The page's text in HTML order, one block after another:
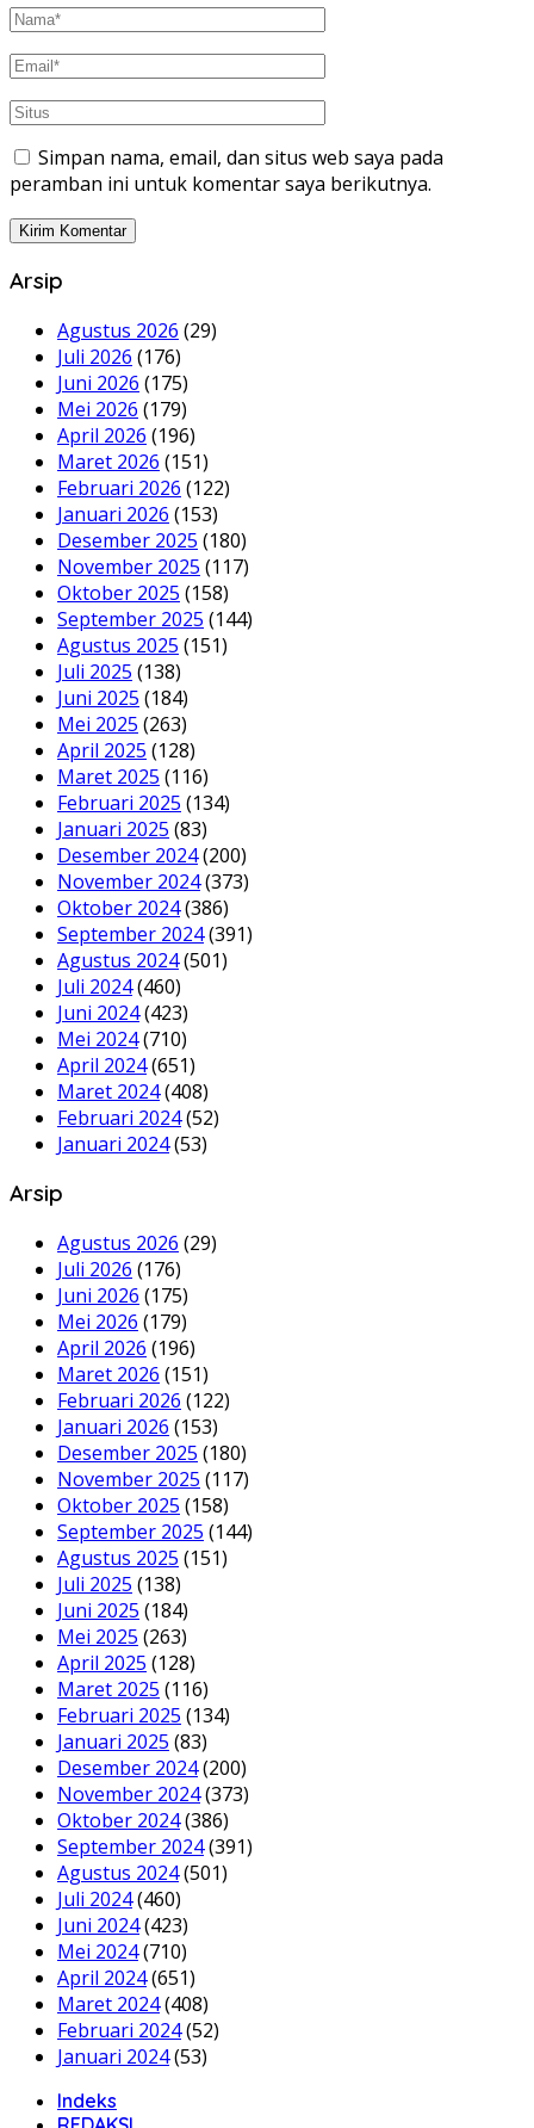
Simpan nama, email, dan situs web saya pada
peramban ini untuk komentar saya berikutnya.
Arsip
Agustus 2026 (29)
Juli 2026 (176)
Juni 2026 (175)
Mei 2026 (179)
April 2026 (196)
Maret 2026 (151)
Februari 2026 (122)
Januari 2026 (153)
Desember 2025 (180)
November 2025 (117)
Oktober 2025 (158)
September 2025 (144)
Agustus 2025 (151)
Juli 2025 (138)
Juni 2025 (184)
Mei 2025 (263)
April 2025 (128)
Maret 2025 (116)
Februari 2025 (134)
Januari 2025 (83)
Desember 2024(200)
November 2024(373)
Oktober 2024(386)
September 2024(391)
Agustus 2024(501)
Juli 2024(460)
Juni 2024(423)
Mei 2024(710)
April 2024(651)
Maret 2024(408)
Februari 2024(52)
Januari 2024(53)
Arsip
Agustus 2026 (29)
Juli 2026 (176)
Juni 2026 (175)
Mei 2026 (179)
April 2026 (196)
Maret 2026 (151)
Februari 2026 (122)
Januari 2026 (153)
Desember 2025 (180)
November 2025 (117)
Oktober 2025 (158)
September 2025 (144)
Agustus 2025 (151)
Juli 2025 (138)
Juni 2025 (184)
Mei 2025 (263)
April 2025 (128)
Maret 2025 (116)
Februari 2025 (134)
Januari 2025 (83)
Desember 2024(200)
November 2024(373)
Oktober 2024(386)
September 2024(391)
Agustus 2024(501)
Juli 2024(460)
Juni 2024(423)
Mei 2024(710)
April 2024(651)
Maret 2024(408)
Februari 2024(52)
Januari 2024(53)
Indeks